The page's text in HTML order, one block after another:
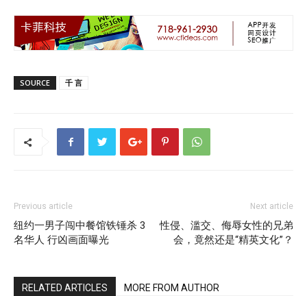
SOURCE 千 言
Previous article
纽约一男子闯中餐馆铁锤杀 3
名华人 行凶画面曝光
Next article
性侵、滥交、侮辱女性的兄弟
会，竟然还是“精英文化”？
RELATED ARTICLES MORE FROM AUTHOR